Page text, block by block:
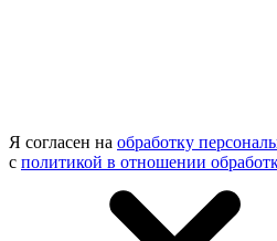
Я согласен на обработку
с политикой в отношении